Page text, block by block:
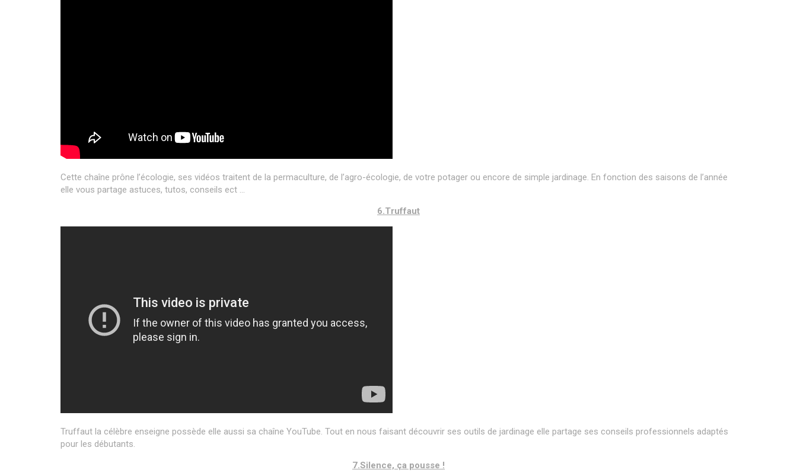
Cette chaîne prône l’écologie, ses vidéos traitent de la permaculture, de l’agro-écologie, de votre potager ou encore de simple jardinage. En fonction des saisons de l’année
elle vous partage astuces, tutos, conseils ect …
6.Truffaut
Truffaut la célèbre enseigne possède elle aussi sa chaîne YouTube. Tout en nous faisant découvrir ses outils de jardinage elle partage ses conseils professionnels adaptés
pour les débutants.
7.Silence, ça pousse !